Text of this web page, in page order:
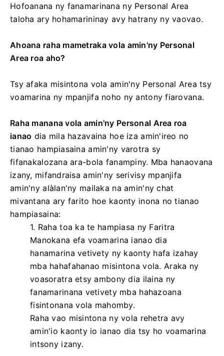
Hofoanana ny fanamarinana ny Personal Area
taloha ary hohamarininay avy hatrany ny vaovao.
Ahoana raha mametraka vola amin'ny Personal
Area roa aho?
Tsy afaka misintona vola amin'ny Personal Area tsy
voamarina ny mpanjifa noho ny antony fiarovana.
Raha manana vola amin'ny Personal Area roa
ianao dia mila hazavaina hoe iza amin'ireo no
tianao hampiasaina amin'ny varotra sy
fifanakalozana ara-bola fanampiny. Mba hanaovana
izany, mifandraisa amin'ny serivisy mpanjifa
amin'ny alàlan'ny mailaka na amin'ny chat
mivantana ary farito hoe kaonty inona no tianao
hampiasaina:
1. Raha toa ka te hampiasa ny Faritra
Manokana efa voamarina ianao dia
hanamarina vetivety ny kaonty hafa izahay
mba hahafahanao misintona vola. Araka ny
voasoratra etsy ambony dia ilaina ny
fanamarinana vetivety mba hahazoana
fisintonana vola mahomby.
Raha vao misintona ny vola rehetra avy
amin'io kaonty io ianao dia tsy ho voamarina
intsony izany.